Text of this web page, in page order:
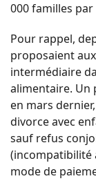
000 familles
Pour rappel,
proposaient
intermédiaire
alimentaire. Un
en mars
divorce avec
sauf refus
(incompatibilité
mode de